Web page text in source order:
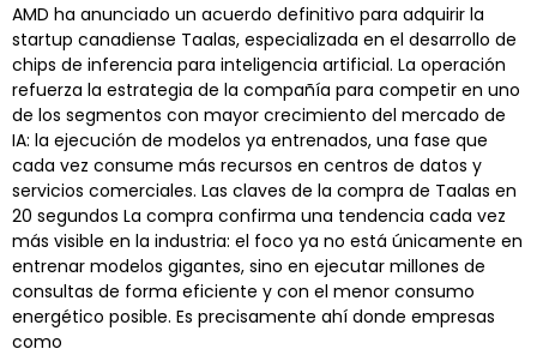
AMD ha anunciado un acuerdo definitivo para adquirir la
startup canadiense Taalas, especializada en el desarrollo de
chips de inferencia para inteligencia artificial. La operación
refuerza la estrategia de la compañía para competir en uno
de los segmentos con mayor crecimiento del mercado de
IA: la ejecución de modelos ya entrenados, una fase que
cada vez consume más recursos en centros de datos y
servicios comerciales. Las claves de la compra de Taalas en
20 segundos La compra confirma una tendencia cada vez
más visible en la industria: el foco ya no está únicamente en
entrenar modelos gigantes, sino en ejecutar millones de
consultas de forma eficiente y con el menor consumo
energético posible. Es precisamente ahí donde empresas
como